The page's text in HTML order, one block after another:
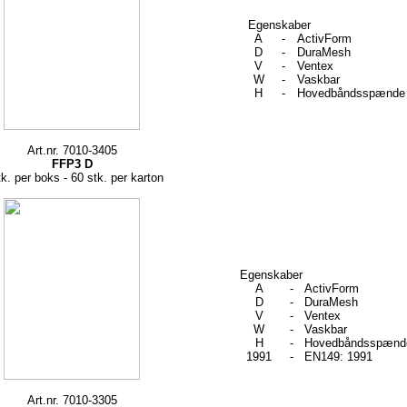
Art.nr. 7010-3405
FFP3 D
per boks - 60 stk. per karton
Egenskaber
A
-
ActivForm
D
-
DuraMesh
V
-
Ventex
W
-
Vaskbar
H
- Hovedbåndsspænde
Art.nr. 7010-3305
Egenskaber
A
-
ActivForm
D
-
DuraMesh
V
-
Ventex
W
-
Vaskbar
H
-
1991
- EN149: 1991